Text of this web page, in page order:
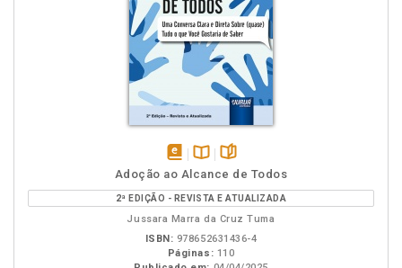
disponível
em
eBook
Disponível
na
B.V.
páginas
Adoção ao Alcance de Todos
2ª EDIÇÃO - REVISTA E ATUALIZADA
Jussara Marra da Cruz Tuma
ISBN: 978652631436-4
Páginas: 110